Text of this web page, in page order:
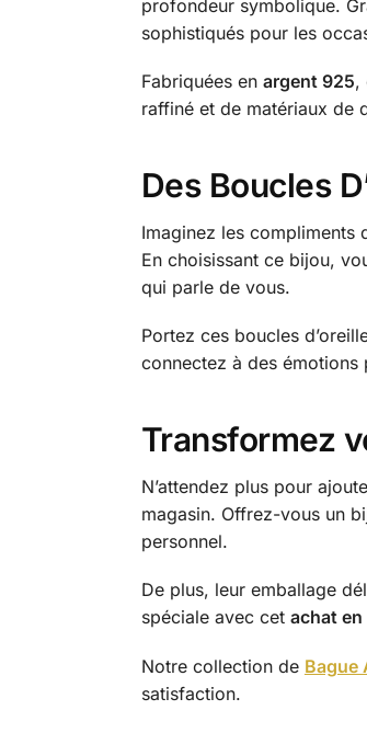
profondeur symbolique.
sophistiqués pour les
Fabriquées en argent 925,
raffiné et de matériaux de
Des Boucles
Imaginez les compliments
En choisissant ce bijou,
qui parle de vous.
Portez ces boucles
connectez à des
Transformez
N’attendez plus pour
magasin. Offrez-vous un
personnel.
De plus, leur emballage
spéciale avec cet achat en
Notre collection de Bague
satisfaction.